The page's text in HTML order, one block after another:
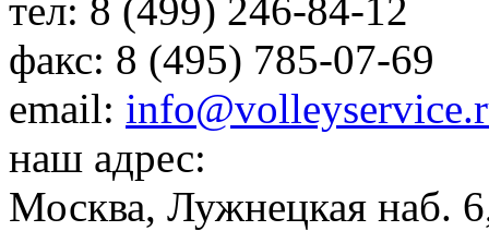
тел: 8 (499) 246-84-12
факс: 8 (495) 785-07-69
email:
наш адрес:
Москва, Лужнецкая наб.